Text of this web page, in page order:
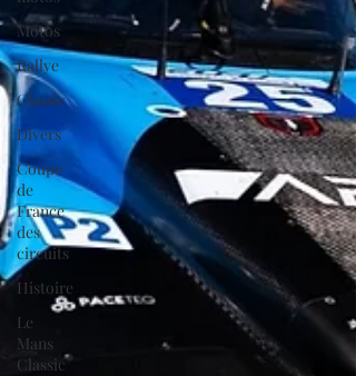
Motos
Rallye
Classic
Divers
Coupe
de
France
des
circuits
Histoire
Le
Mans
Classic